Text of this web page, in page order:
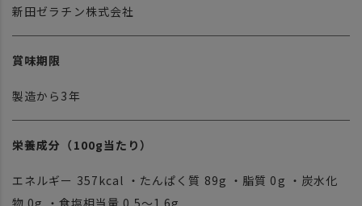
新田ゼラチン株式会社
賞味期限
製造から3年
栄養成分（100g当たり）
エネルギー 357kcal ・たんぱく質 89g ・脂質 0g ・炭水化